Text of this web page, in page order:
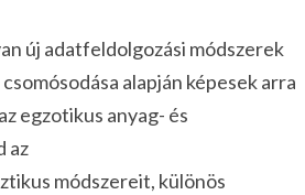
új adatfeldolgozási módszerek
alapján képesek arra
egzotikus anyag- és
az
módszereit, különös